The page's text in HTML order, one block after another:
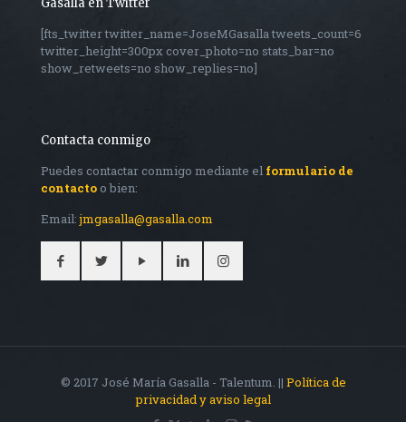
Gasalla en Twitter
[fts_twitter twitter_name=JoseMGasalla tweets_count=6
twitter_height=300px cover_photo=no stats_bar=no
show_retweets=no show_replies=no]
Contacta conmigo
Puedes contactar conmigo mediante el formulario de
contacto o bien:
Email:jmgasalla@gasalla.com
© 2017 José María Gasalla - Talentum. || Política de
privacidad y aviso legal